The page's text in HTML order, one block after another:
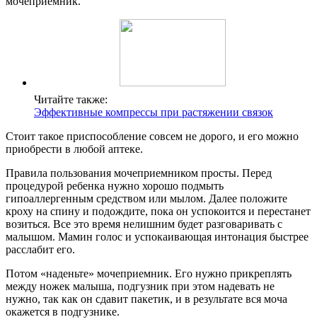
Читайте также:
Эффективные компрессы при растяжении связок
Стоит такое приспособление совсем не дорого, и его можно
приобрести в любой аптеке.
Правила пользования мочеприемником просты. Перед
процедурой ребенка нужно хорошо подмыть
гипоаллергенным средством или мылом. Далее положите
кроху на спину и подождите, пока он успокоится и перестанет
возиться. Все это время нелишним будет разговаривать с
малышом. Мамин голос и успокаивающая интонация быстрее
расслабит его.
Потом «наденьте» мочеприемник. Его нужно прикреплять
между ножек малыша, подгузник при этом надевать не
нужно, так как он сдавит пакетик, и в результате вся моча
окажется в подгузнике.